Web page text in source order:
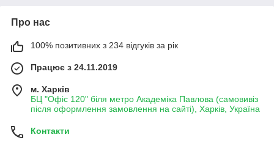
Про нас
100% позитивних з 234 відгуків за рік
Працює з 24.11.2019
м. Харків
БЦ "Офіс 120" біля метро Академіка Павлова (самовивіз
після оформлення замовлення на сайті), Харків, Україна
Контакти